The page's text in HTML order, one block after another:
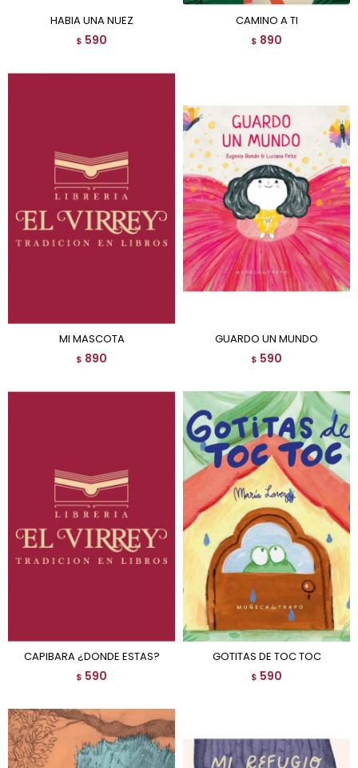
HABIA UNA NUEZ
$ 590
CAMINO A TI
$ 890
MI MASCOTA
$ 890
GUARDO UN MUNDO
$ 590
CAPIBARA ¿DONDE ESTAS?
$ 590
GOTITAS DE TOC TOC
$ 590